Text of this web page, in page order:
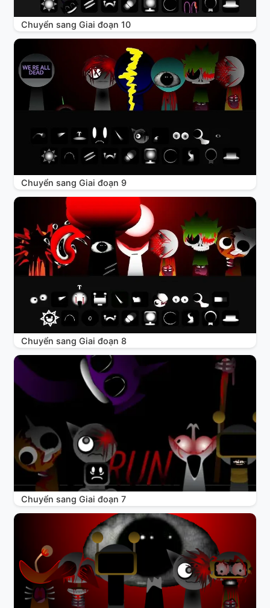
Chuyển sang Giai đoạn 10
Chuyển sang Giai đoạn 9
Chuyển sang Giai đoạn 8
Chuyển sang Giai đoạn 7